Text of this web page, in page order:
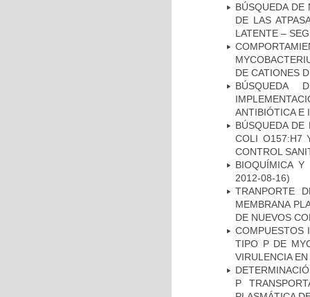
BÚSQUEDA DE
DE LAS
LATENTE –
DE CATIONES
BÚSQUEDA
ANTIBIÓTICA E
BÚSQUEDA DE
COLI O157:H7
CONTROL
BIOQUÍMICA Y
2012-08-16)
TRANPORTE
MEMBRANA
DE NUEVOS
COMPUESTOS
TIPO P DE
VIRULENCIA
P